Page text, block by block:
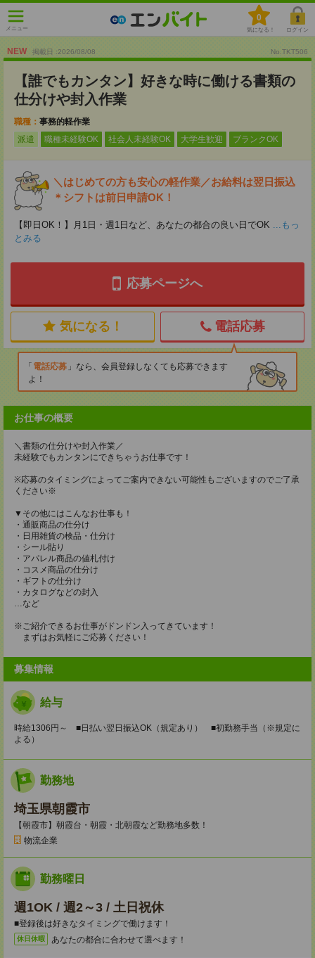
メニュー
0
気になる！ ログイン
NEW 掲載日 :2026/08/08 No.TKT506
【誰でもカンタン】好きな時に働ける書類の
仕分けや封入作業
職種： 事務的軽作業
派遣
職種未経験OK 社会人未経験OK 大学生歓迎 ブランクOK
＼はじめての方も安心の軽作業／お給料は翌日振込
＊シフトは前日申請OK！
【即日OK！】月1日・週1日など、あなたの都合の良い日でOK ...もっ
とみる
応募ページへ
気になる！ 電話応募
電話応募
なら、会員登録しなくても応募できます
よ！
お仕事の概要
＼書類の仕分けや封入作業／
未経験でもカンタンにできちゃうお仕事です！
※応募のタイミングによってご案内できない可能性もございますのでご了承
ください※
▼その他にはこんなお仕事も！
・通販商品の仕分け
・日用雑貨の検品・仕分け
・シール貼り
・アパレル商品の値札付け
・コスメ商品の仕分け
・ギフトの仕分け
・カタログなどの封入
…など
※ご紹介できるお仕事がドンドン入ってきています！
まずはお気軽にご応募ください！
募集情報
給与
時給1306円～ ■日払い翌日振込OK（規定あり） ■初勤務手当（※規定に
よる）
勤務地
埼玉県朝霞市
【朝霞市】朝霞台・朝霞・北朝霞など勤務地多数！
物流企業
勤務曜日
週1OK / 週2～3 / 土日祝休
■登録後は好きなタイミングで働けます！
休日休暇 あなたの都合に合わせて選べます！